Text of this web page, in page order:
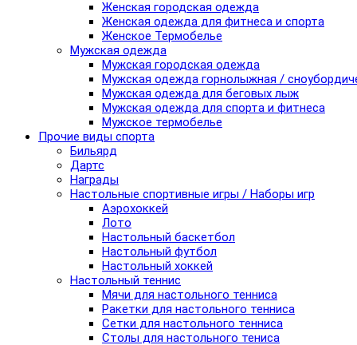
Женская городская одежда
Женская одежда для фитнеса и спорта
Женское Термобелье
Мужская одежда
Мужская городская одежда
Мужская одежда горнолыжная /
Мужская одежда для беговых лыж
Мужская одежда для спорта и фитнеса
Мужское термобелье
Прочие виды спорта
Бильярд
Дартс
Награды
Настольные спортивные игры / Наборы игр
Аэрохоккей
Лото
Настольный баскетбол
Настольный футбол
Настольный хоккей
Настольный теннис
Мячи для настольного тенниса
Ракетки для настольного тенниса
Сетки для настольного тенниса
Столы для настольного тениса